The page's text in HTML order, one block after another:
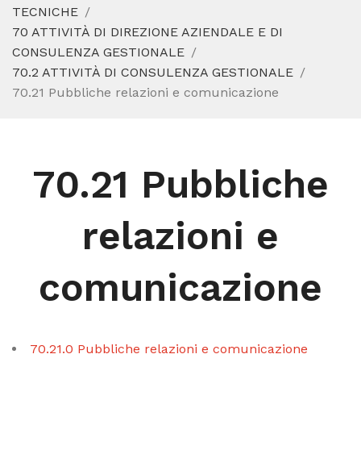
CODICE ATECO A COSA SERVE
CODICE FISCALE
TECNICHE
70 ATTIVITÀ DI DIREZIONE AZIENDALE E DI
CONSULENZA GESTIONALE
70.2 ATTIVITÀ DI CONSULENZA GESTIONALE
70.21 Pubbliche relazioni e comunicazione
70.21 Pubbliche
relazioni e
comunicazione
70.21.0 Pubbliche relazioni e comunicazione